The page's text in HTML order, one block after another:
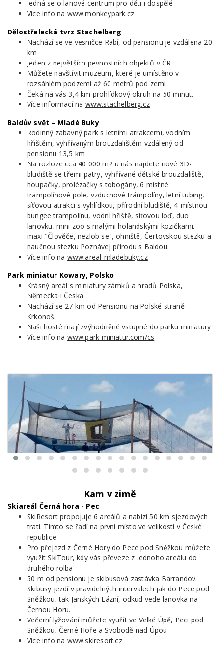
Jedná se o lanové centrum pro děti i dospělé
Více info na www.monkeypark.cz
Dělostřelecká tvrz Stachelberg
Nachází se ve vesničce Rabí, od pensionu je vzdálena 20
km
Jeden z největších pevnostních objektů v ČR.
Můžete navštívit muzeum, které je umístěno v
rozsáhlém podzemí až 60 metrů pod zemí.
Čeká na vás 3,4 km prohlídkový okruh na 50 minut.
Více informací na www.stachelberg.cz
Baldův svět – Mladé Buky
Rodinný zabavný park s letními atrakcemi, vodním
hřištěm, vyhřívaným brouzdalištěm vzdálený od
pensionu 13,5 km
Na rozloze cca 40 000 m2 u nás najdete nové 3D-
bludiště se třemi patry, vyhřívané dětské brouzdaliště,
houpačky, prolézačky s tobogány, 6 místné
trampolínové pole, vzduchové trámpolíny, letní tubing,
síťovou atrakci s vyhlídkou, přírodní bludiště, 4-místnou
bungee trampolínu, vodní hřiště, síťovou loď, duo
lanovku, mini zoo s malými holandskými kozičkami,
maxi "Člověče, nezlob se", ohniště, Čertovskou stezku a
naučnou stezku Poznávej přírodu s Baldou.
Více info na www.areal-mladebuky.cz
Park miniatur Kowary, Polsko
Krásný areál s miniatury zámků a hradů Polska,
Německa i Česka.
Nachází se 27 km od Pensionu na Polské straně
Krkonoš.
Naši hosté mají zvýhodněné vstupné do parku miniatury
Více info na www.park-miniatur.com/cs
Kam v zimě
Skiareál Černá hora - Pec
SkiResort propojuje 6 areálů a nabízí 50 km sjezdových
tratí. Tímto se řadí na první místo ve velikosti v České
republice
Pro přejezd z Černé Hory do Pece pod Sněžkou můžete
využít SkiTour, kdy vás převeze z jednoho areálu do
druhého rolba
50 m od pensionu je skibusová zastávka Barrandov.
Skibusy jezdí v pravidelných intervalech jak do Pece pod
Sněžkou, tak Janských Lázní, odkud vede lanovka na
Černou Horu.
Večerní lyžování můžete využít ve Velké Úpě, Peci pod
Sněžkou, Černé Hoře a Svobodě nad Úpou
Více info na www.skiresort.cz